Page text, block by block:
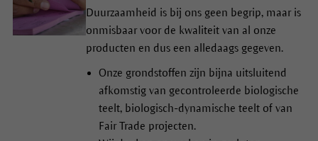
Duurzaamheid is bij ons geen begrip, maar is
onmisbaar voor de kwaliteit van al onze
producten en dus een alledaags gegeven.
Onze grondstoffen zijn bijna uitsluitend
afkomstig van gecontroleerde biologische
teelt, biologisch-dynamische teelt of van
Fair Trade projecten.